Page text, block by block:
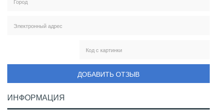
ДОБАВИТЬ ОТЗЫВ
ИНФОРМАЦИЯ